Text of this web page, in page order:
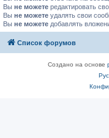
Вы не можете редактировать
Вы не можете удалять свои
Вы не можете добавлять
Список форумов
Создано на основе